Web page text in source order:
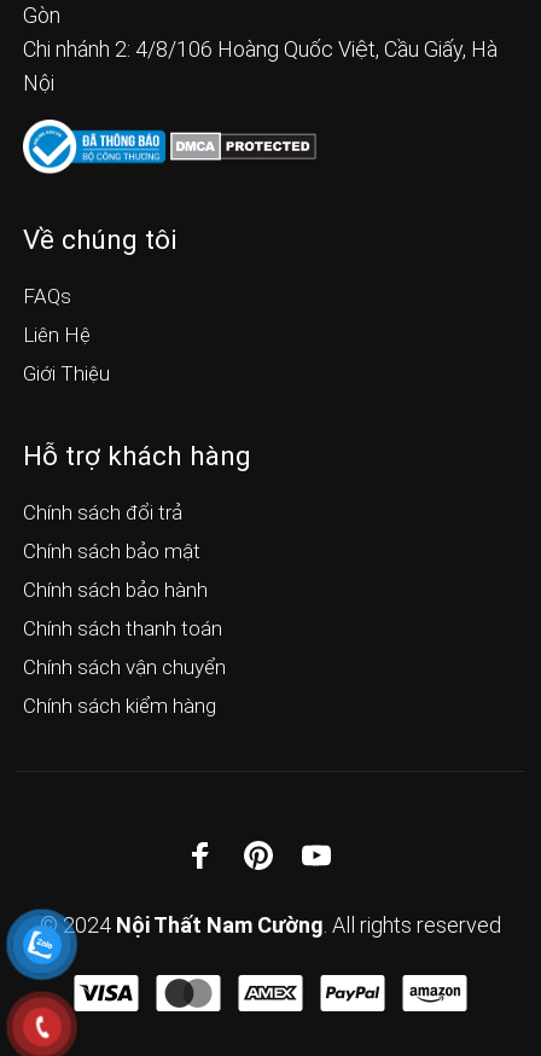
Gòn
Chi nhánh 2: 4/8/106 Hoàng Quốc Việt, Cầu Giấy, Hà
Nội
Về chúng tôi
FAQs
Liên Hệ
Giới Thiệu
Hỗ trợ khách hàng
Chính sách đổi trả
Chính sách bảo mật
Chính sách bảo hành
Chính sách thanh toán
Chính sách vận chuyển
Chính sách kiểm hàng
© 2024 Nội Thất Nam Cường . All rights reserved